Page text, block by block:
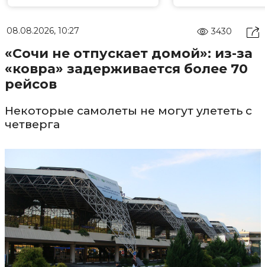
08.08.2026, 10:27 3430
«Сочи не отпускает домой»: из-за
«ковра» задерживается более 70
рейсов
Некоторые самолеты не могут улететь с
четверга